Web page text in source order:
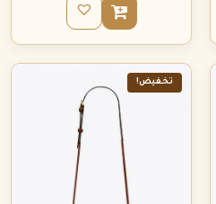
تخفيض!